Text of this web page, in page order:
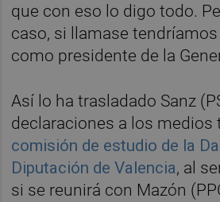
que con eso lo digo todo.
caso, si llamase
como presidente de la
Así lo ha trasladado Sanz
declaraciones a los medios
comisión de estudio de la
Diputación de Valencia, al
si se reunirá con Mazón